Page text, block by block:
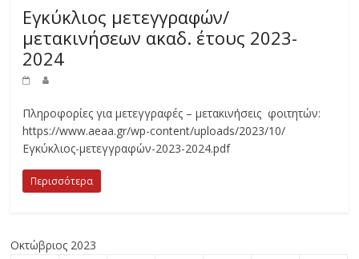
Εγκύκλιος μετεγγραφών/
μετακινήσεων ακαδ. έτους 2023-
2024
Πληροφορίες για μετεγγραφές – μετακινήσεις φοιτητών:
https://www.aeaa.gr/wp-content/uploads/2023/10/
Εγκύκλιος-μετεγγραφών-2023-2024.pdf
Περισσότερα
Οκτώβριος 2023